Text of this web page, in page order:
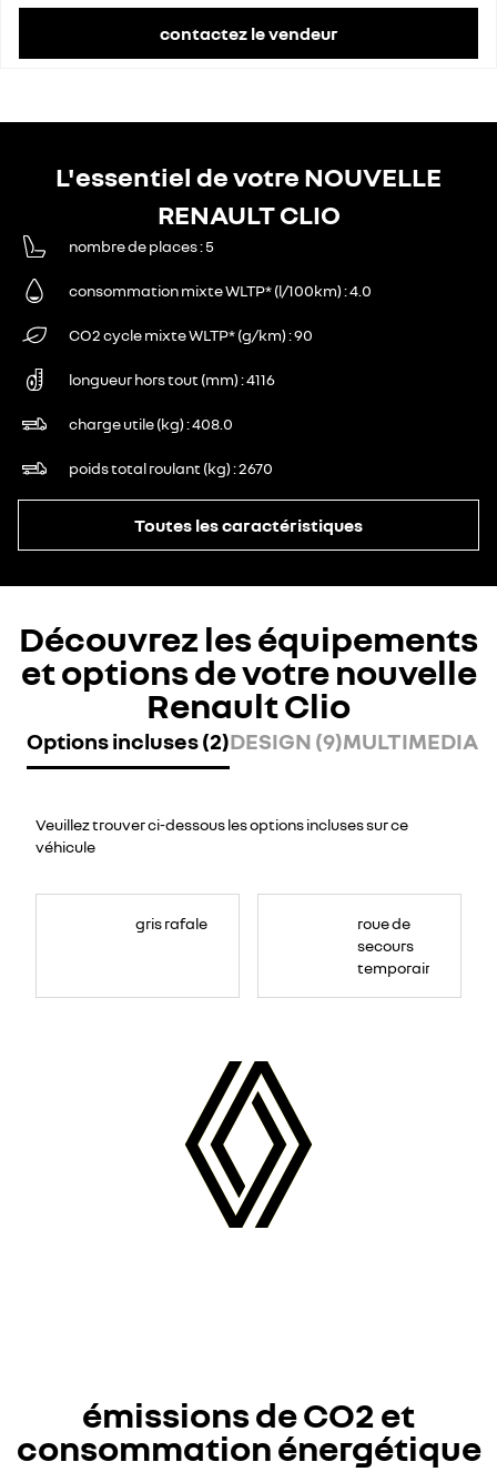
contactez le vendeur
L'essentiel de votre NOUVELLE
RENAULT CLIO
nombre de places 5
consommation mixte WLTP* (l/100km) 4.0
CO2 cycle mixte WLTP* (g/km) 90
longueur hors tout (mm) 4116
charge utile (kg) 408.0
poids total roulant (kg) 2670
Toutes les caractéristiques
Découvrez les équipements
et options de votre nouvelle
Renault Clio
Options incluses (2)DESIGN (9)MULTIMEDIA
Veuillez trouver ci-dessous les options incluses sur ce
véhicule
gris rafale
roue de
secours
temporaire
émissions de CO2 et
consommation énergétique